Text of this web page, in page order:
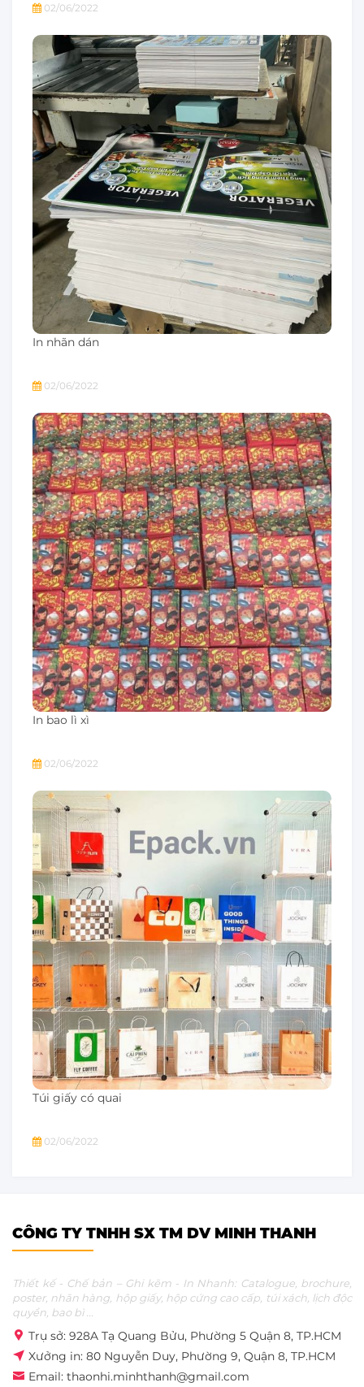
02/06/2022
In nhãn dán
02/06/2022
In bao lì xì
02/06/2022
Túi giấy có quai
02/06/2022
CÔNG TY TNHH SX TM DV MINH THANH
Thiết kế - Chế bản – Ghi kẽm - In Nhanh: Catalogue, brochure,
poster, nhãn hàng, hộp giấy, hộp cứng cao cấp, túi xách, lịch độc
quyền, bao bì ...
Trụ sở: 928A Tạ Quang Bửu, Phường 5 Quận 8, TP.HCM
Xưởng in: 80 Nguyễn Duy, Phường 9, Quận 8, TP.HCM
Email: thaonhi.minhthanh@gmail.com